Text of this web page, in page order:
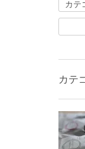
カテ